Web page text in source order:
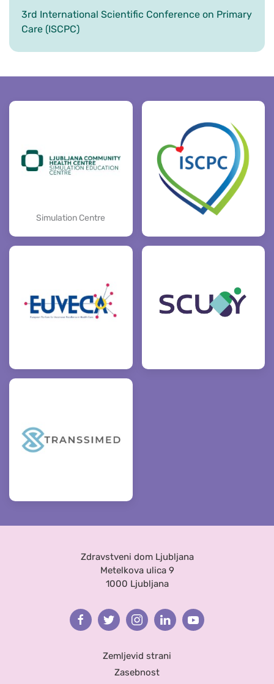
3rd International Scientific Conference on Primary
Care (ISCPC)
Simulation Centre
Zdravstveni dom Ljubljana
Metelkova ulica 9
1000 Ljubljana
FacebookTwitterInstagramLinkedinYoutube
Zemljevid strani
Zasebnost